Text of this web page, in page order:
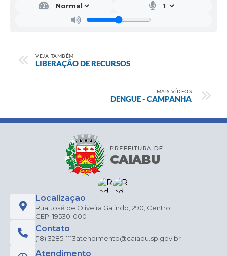
VEJA TAMBÉM
LIBERAÇÃO DE RECURSOS
MAIS VÍDEOS
DENGUE - CAMPANHA
Localização
Rua José de Oliveira Galindo, 290, Centro
CEP: 19530-000
Contato
(18) 3285-1113atendimento@caiabu.sp.gov.br
Atendimento